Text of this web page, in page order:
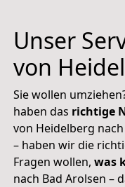
Unser
von
Sie wollen
haben das richtige
von Heidelberg
– haben wir die
Fragen wollen, was
nach Bad Arolsen –